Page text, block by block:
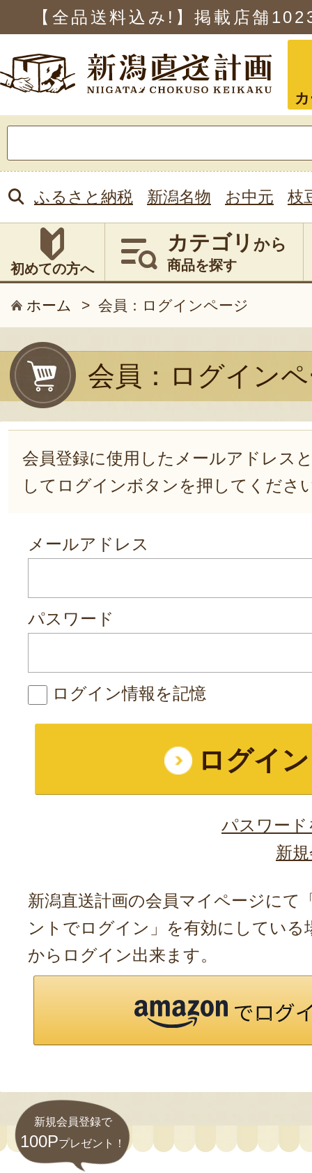
【全品送料込み!】掲載店舗
索:
ふるさと納税 新潟名物 お中元 枝
初めての方へ
カテゴリ から
商品を探す
ホーム > 会員：ログインページ
会員：ログイン
会員登録に使用したメールアドレス
してログインボタンを押してくださ
メールアドレス
パスワード
ログイン情報を記憶
パスワー
新
新潟直送計画の会員マイページにて
ントでログイン」を有効にしている
からログイン出来ます。
新規会員登録で
100Pプレゼント！